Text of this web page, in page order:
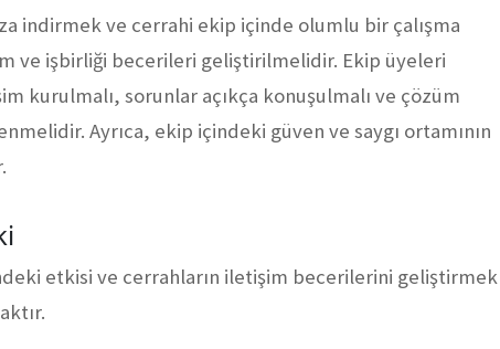
indirmek ve cerrahi ekip içinde olumlu bir çalışma
ve işbirliği becerileri geliştirilmelidir. Ekip üyeleri
kurulmalı, sorunlar açıkça konuşulmalı ve çözüm
Ayrıca, ekip içindeki güven ve saygı ortamının
etkisi ve cerrahların iletişim becerilerini geliştirmek